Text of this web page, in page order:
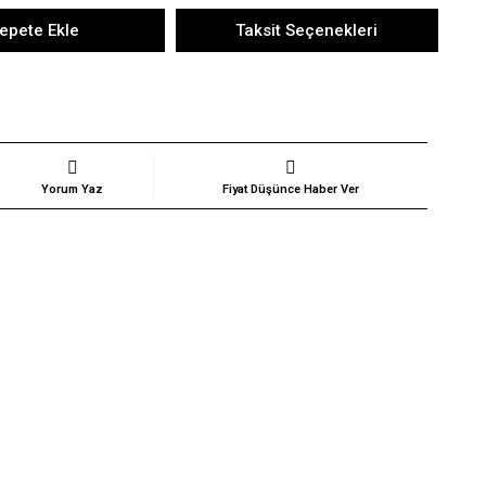
Ekle Taksit Seçenekleri
Yorum Yaz Fiyat Düşünce Haber Ver